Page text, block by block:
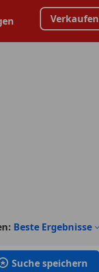
Verkaufen
Beste Ergebnisse
Suche speichern